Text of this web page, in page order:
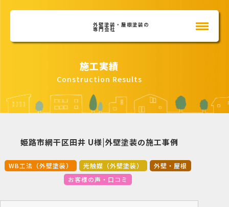
外壁塗装・屋根塗装の
専門会社
施工実績
Construction Results
姫路市網干区田井 U様|外壁塗装の施工事例
WB工法（外壁塗装） 光触媒（外壁塗装）
外壁・屋根
お客様の声・口コミ